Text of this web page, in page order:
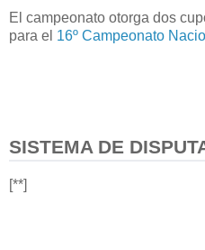
El campeonato otorga dos
para el 16º Campeonato
SISTEMA DE
[**]